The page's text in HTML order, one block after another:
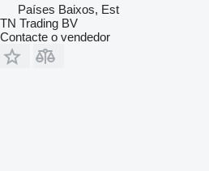
Países Baixos, Est
TN Trading BV
Contacte o vendedor